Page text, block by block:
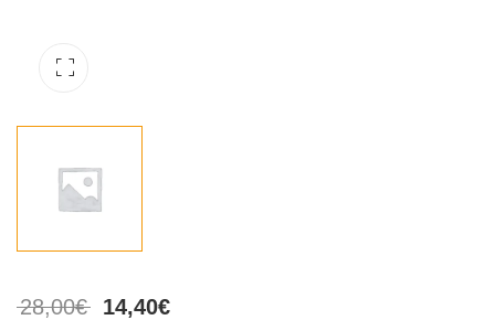
28,00€ 14,40€